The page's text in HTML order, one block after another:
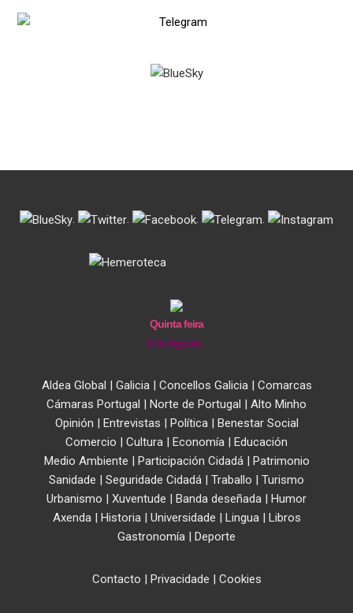
. . . .
Quinta feira
6 de Agosto
Aldea Global Galicia| Concellos Galicia| Comarcas
Cámaras Portugal
Norte de Portugal
Alto Minho
Opinión
Entrevistas Política|
Benestar Social
Comercio
Cultura Economía
Educación
Medio Ambiente
Participación Cidadá|
Patrimonio
Sanidade
Seguridade Cidadá Traballo
Turismo
Urbanismo
Xuventude Banda deseñada
Humor
Axenda| Historia| Universidade Lingua|
Libros
Gastronomía
Deporte
Contacto Privacidade Cookies